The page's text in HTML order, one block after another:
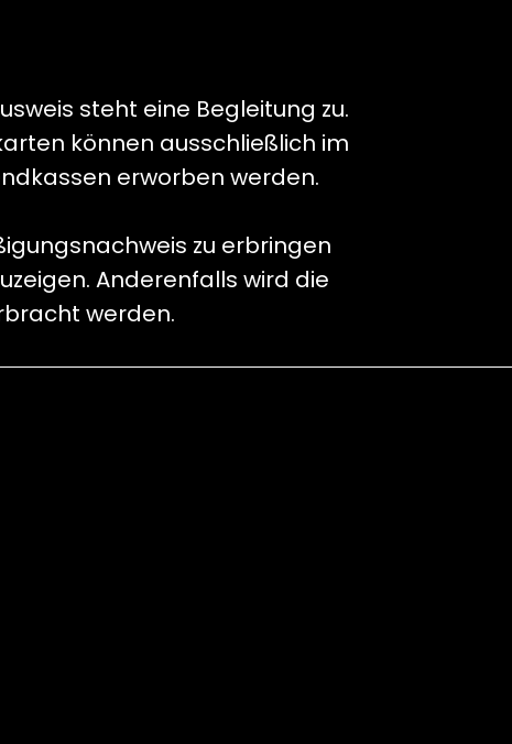
steht eine Begleitung zu.
können ausschließlich im
erworben werden.
zu erbringen
Anderenfalls wird die
werden.